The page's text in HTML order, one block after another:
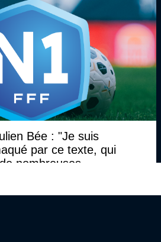
Bée : "Je suis
par ce texte, qui
nombreuses